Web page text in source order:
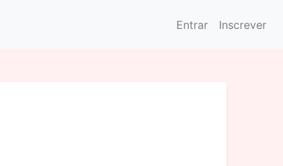
Entrar Inscrever